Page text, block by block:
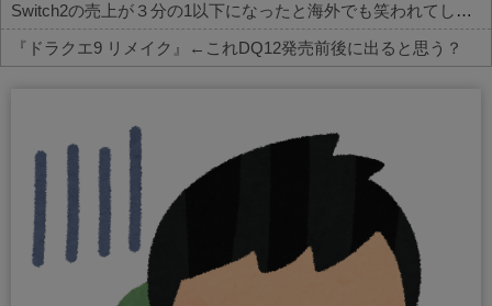
Switch2の売上が３分の1以下になったと海外でも笑われてしまうwwwwwww
『ドラクエ9 リメイク』←これDQ12発売前後に出ると思う？